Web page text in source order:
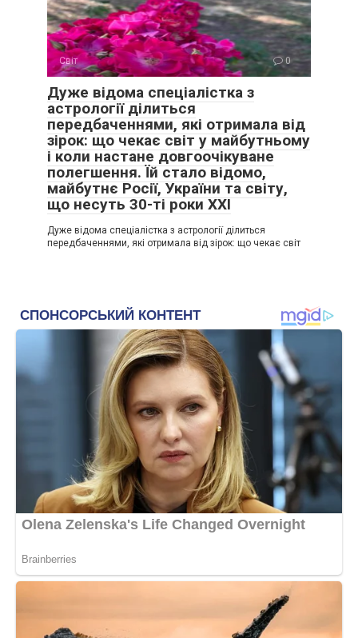
Світ 0
Дуже відома спеціалістка з
астрології ділиться
передбаченнями, які отримала від
зірок: що чекає світ у майбутньому
і коли настане довгоочікуване
полегшення. Їй стало відомо,
майбутнє Росії, України та світу,
що несуть 30-ті роки XXI
Дуже відома спеціалістка з астрології ділиться
передбаченнями, які отримала від зірок: що чекає світ